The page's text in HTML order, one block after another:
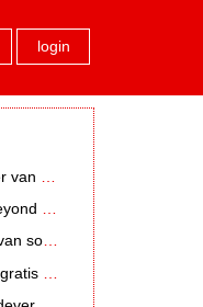
login
Business
naar tv